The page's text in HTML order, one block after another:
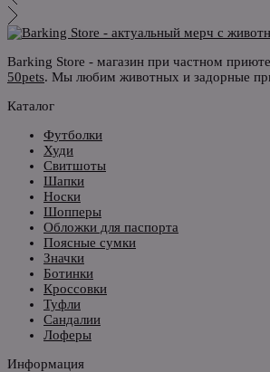
Barking Store - магазин при частном
50pets. Мы любим животных и задорные
Каталог
Футболки
Худи
Свитшоты
Шапки
Носки
Шопперы
Обложки для паспорта
Поясные сумки
Значки
Ботинки
Кроссовки
Туфли
Сандалии
Лоферы
Информация